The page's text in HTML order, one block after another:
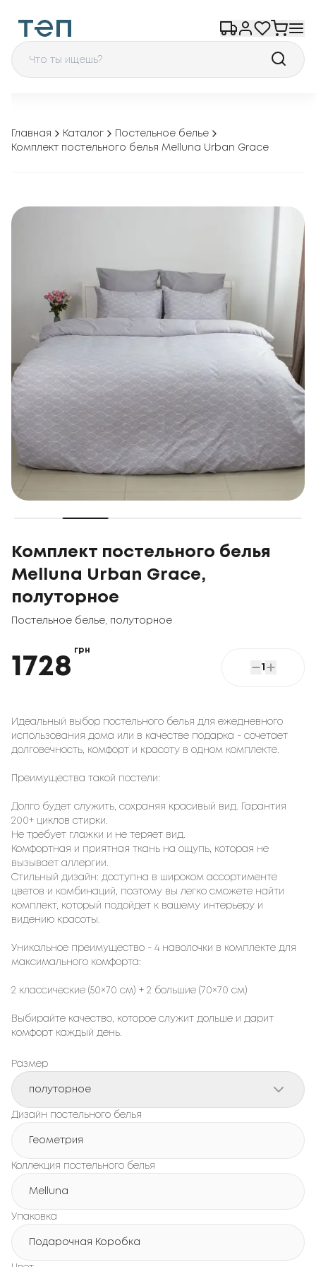
Главная Каталог
Постельное белье
Комплект постельного белья Melluna Urban Grace
Комплект постельного белья
Melluna Urban Grace,
полуторное
Постельное белье полуторное
1728
грн
1
Идеальный выбор постельного белья для ежедневного
использования дома или в качестве подарка - сочетает
долговечность, комфорт и красоту в одном комплекте.
Преимущества такой постели:
Долго будет служить, сохраняя красивый вид. Гарантия
200+ циклов стирки.
Не требует глажки и не теряет вид.
Комфортная и приятная ткань на ощупь, которая не
вызывает аллергии.
Стильный дизайн: доступна в широком ассортименте
цветов и комбинаций, поэтому вы легко сможете найти
комплект, который подойдет к вашему интерьеру и
видению красоты.
Уникальное преимущество - 4 наволочки в комплекте для
максимального комфорта:
2 классические (50×70 см) + 2 большие (70×70 см)
Выбирайте качество, которое служит дольше и дарит
комфорт каждый день.
Размер
полуторное
Дизайн постельного белья
Геометрия
Коллекция постельного белья
Melluna
Упаковка
Подарочная Коробка